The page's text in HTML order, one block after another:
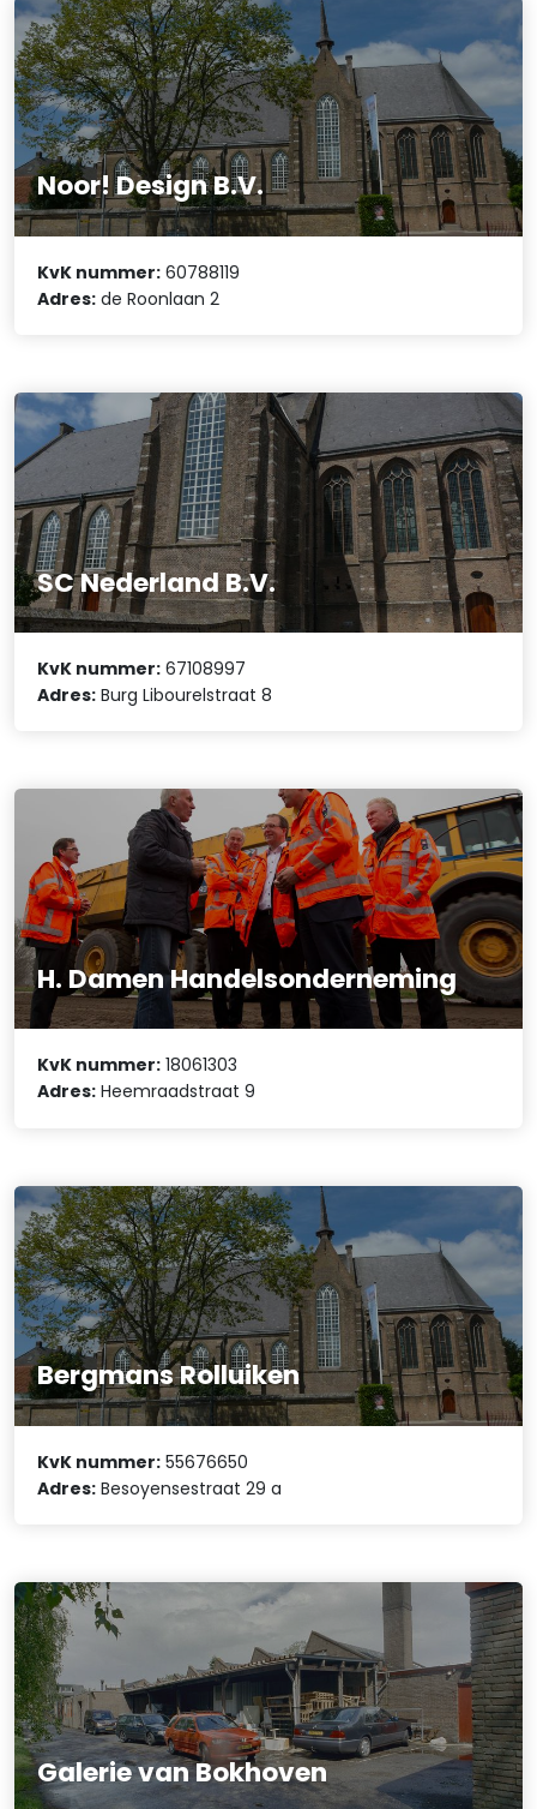
Noor! Design B.V.
KvK nummer: 60788119
Adres: de Roonlaan 2
SC Nederland B.V.
KvK nummer: 67108997
Adres: Burg Libourelstraat 8
H. Damen Handelsonderneming
KvK nummer: 18061303
Adres: Heemraadstraat 9
Bergmans Rolluiken
KvK nummer: 55676650
Adres: Besoyensestraat 29 a
Galerie van Bokhoven